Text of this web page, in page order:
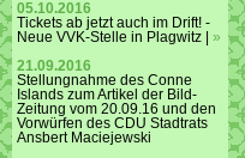
05.10.2016
Tickets ab jetzt auch im Drift! -
Neue VVK-Stelle in Plagwitz | »
21.09.2016
Stellungnahme des Conne
Islands zum Artikel der Bild-
Zeitung vom 20.09.16 und den
Vorwürfen des CDU Stadtrats
Ansbert Maciejewski